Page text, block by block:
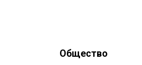
Общество